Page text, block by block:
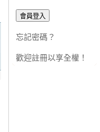
忘記密碼？
歡迎註冊以享全權！